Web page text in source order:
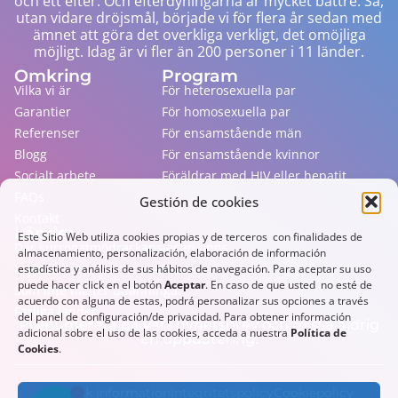
Gestión de cookies
Este Sitio Web utiliza cookies propias y de terceros con finalidades de
almacenamiento, personalización, elaboración de información
estadística y análisis de sus hábitos de navegación. Para aceptar su uso
puede hacer click en el botónAceptar. En caso de que usted no esté de
acuerdo con alguna de estas, podrá personalizar sus opciones a través
del panel de configuración/de privacidad. Para obtener información
adicional sobre el uso de las cookies, acceda a nuestra Política de
Cookies.
utan vidare dröjsmål, började vi för flera år sedan med
ämnet att göra det overkliga verkligt, det omöjliga
möjligt. Idag är vi fler än 200 personer i 11 länder.
Omkring
Vilka vi är
Garantier
Referenser
Blogg
Socialt arbete
Program
För heterosexuella par
För homosexuella par
För ensamstående män
För ensamstående kvinnor
Föräldrar med HIV eller hepatit
Länder
Där surrogatmödraskapslagen finns
Laglöst, men där det praktiseras
Som inte tillåter utlänningar
Farliga länder
Prenumerera på vårt nyhetsbrev och missa aldrig
en uppdatering!